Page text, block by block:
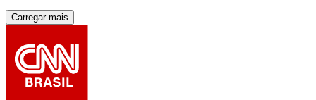
Carregar mais